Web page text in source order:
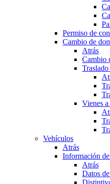
Permiso de
Cambio de
Atrás
Cambio
Vienes
Vehículos
Atrás
Información
Atrás
Datos